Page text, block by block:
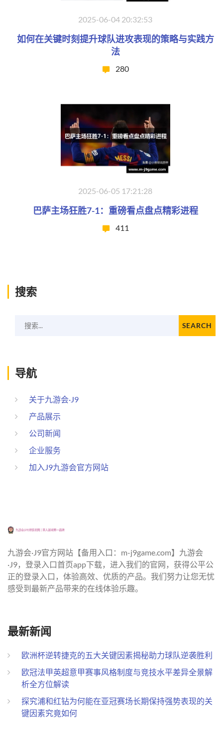
2025-06-04 20:32:53
如何在关键时刻提升球队进攻表现的策略与实践方
法
280
2025-06-05 17:21:28
巴萨主场狂胜7-1：重磅看点盘点精彩进程
411
搜索
搜索... SEARCH
导航
关于九游会·J9
产品展示
公司新闻
企业服务
加入J9九游会官方网站
九游会·J9官方网站【备用入口：m-j9game.com】九游会
·J9，登录入口首页app下载，进入我们的官网，获得公平公
正的登录入口，体验高效、优质的产品。我们努力让您无忧
感受到最新产品带来的在线体验乐趣。
最新新闻
欧洲杯逆转捷克的五大关键因素揭秘助力球队逆袭胜利
欧冠法甲英超意甲赛事风格制度与竞技水平差异全景解
析全方位解读
探究浦和红钻为何能在亚冠赛场长期保持强势表现的关
键因素究竟如何